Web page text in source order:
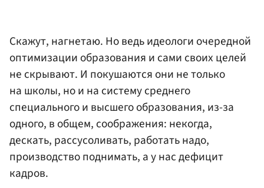
Скажут, нагнетаю. Но ведь идеологи очередной
оптимизации образования и сами своих целей
не скрывают. И покушаются они не только
на школы, но и на систему среднего
специального и высшего образования, из-за
одного, в общем, соображения: некогда,
дескать, рассусоливать, работать надо,
производство поднимать, а у нас дефицит
кадров.